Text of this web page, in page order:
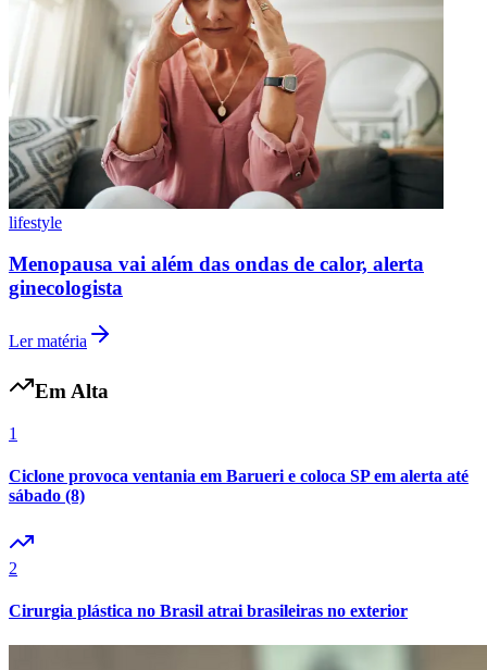
Cruzeiro
lifestyle
Menopausa vai além das ondas de calor, alerta
ginecologista
Ler matéria
Em Alta
1
Ciclone provoca ventania em Barueri e coloca SP em alerta até
sábado (8)
2
Cirurgia plástica no Brasil atrai brasileiras no exterior